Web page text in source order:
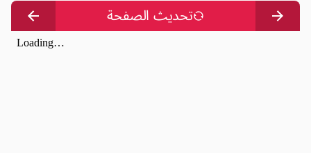
تحديث الصفحة